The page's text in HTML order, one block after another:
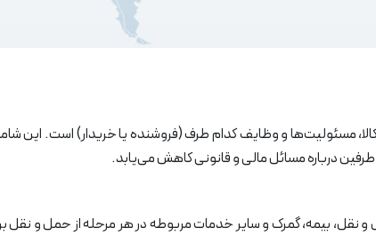
مسئولیت‌ها و وظایف کدام طرف (فروشنده یا خریدار) است. این
درباره مسائل مالی و قانونی کاهش می‌یابد.
نقل، بیمه، گمرک و سایر خدمات مربوطه در هر مرحله از حمل و